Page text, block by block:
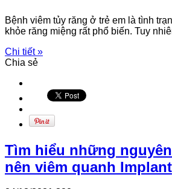
Bệnh viêm tủy răng ở trẻ em là tình
khỏe răng miệng rất phổ biến. Tuy
Chi tiết »
Chia sẻ
Tìm hiểu những
nên viêm quanh Implant